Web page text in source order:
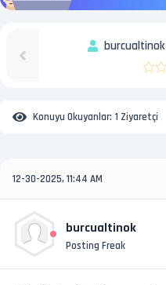
burcualtinok
Konuyu Okuyanlar: 1 Ziyaretçi
12-30-2025, 11:44 AM
burcualtinok
Posting Freak